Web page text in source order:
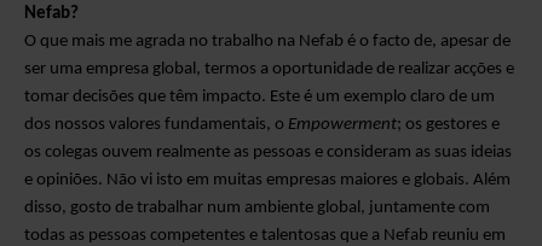
Nefab?
O que mais me agrada no trabalho na Nefab é o facto de, apesar de
ser uma empresa global, termos a oportunidade de realizar acções e
tomar decisões que têm impacto. Este é um exemplo claro de um
dos nossos valores fundamentais, o Empowerment; os gestores e
os colegas ouvem realmente as pessoas e consideram as suas ideias
e opiniões. Não vi isto em muitas empresas maiores e globais. Além
disso, gosto de trabalhar num ambiente global, juntamente com
todas as pessoas competentes e talentosas que a Nefab reuniu em